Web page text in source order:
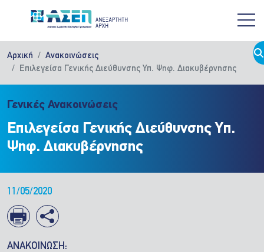
Αρχική
Ανακοινώσεις
Επιλεγείσα Γενικής Διεύθυνσης Υπ. Ψηφ. Διακυβέρνησης
Γενικές Ανακοινώσεις
Επιλεγείσα Γενικής Διεύθυνσης Υπ.
Ψηφ. Διακυβέρνησης
11/05/2020
ΑΝΑΚΟΙΝΩΣΗ: